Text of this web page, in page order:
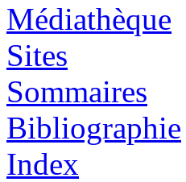
Médiathèque
Sites
Sommaires
Bibliographie
Index